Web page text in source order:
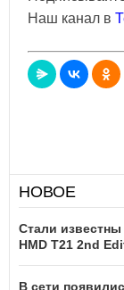
Наш канал в
НОВОЕ
Стали
HMD T21 2nd
В сети